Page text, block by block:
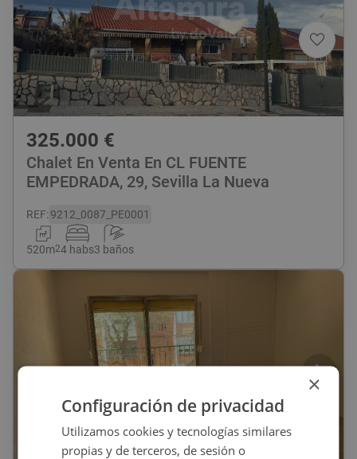
325.000 €
Chalet En Venta En CL FUENTE
EMPEDRADA, 29, Sevilla La Nueva
REF:9212_0087_PE0001
520m24 habs3 baños
21
×
Configuración de privacidad
Utilizamos cookies y tecnologías similares
propias y de terceros, de sesión o